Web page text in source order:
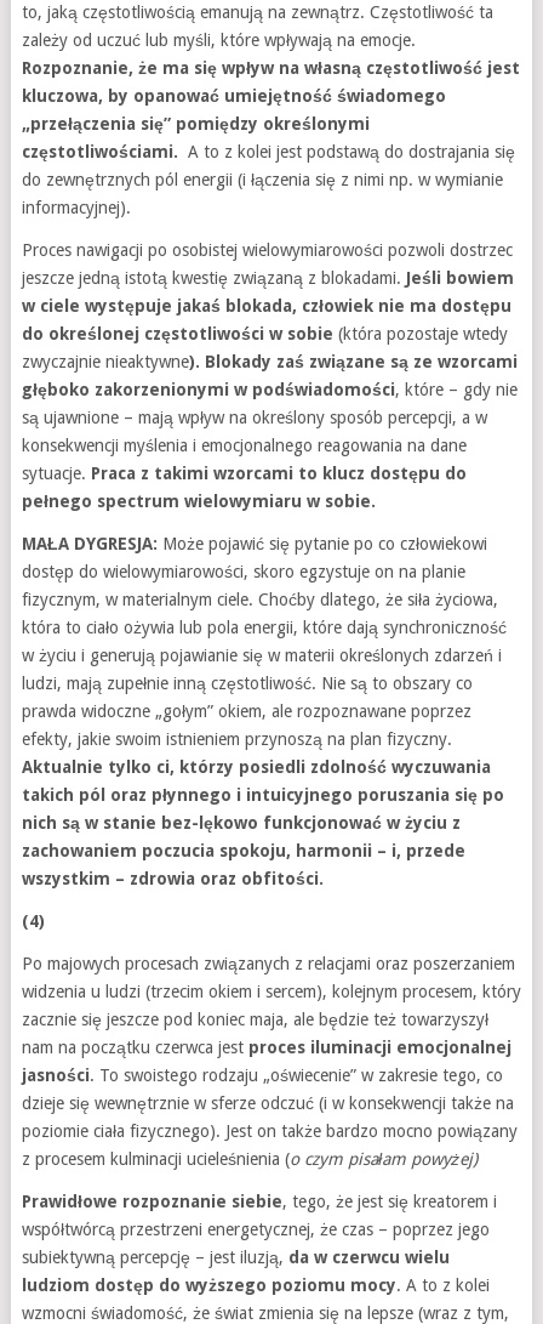
to, jaką częstotliwością emanują na zewnątrz. Częstotliwość ta
zależy od uczuć lub myśli, które wpływają na emocje.
Rozpoznanie, że ma się wpływ na własną częstotliwość jest
kluczowa, by opanować umiejętność świadomego
„przełączenia się” pomiędzy określonymi
częstotliwościami. A to z kolei jest podstawą do dostrajania się
do zewnętrznych pól energii (i łączenia się z nimi np. w wymianie
informacyjnej).
Proces nawigacji po osobistej wielowymiarowości pozwoli dostrzec
jeszcze jedną istotą kwestię związaną z blokadami. Jeśli bowiem
w ciele występuje jakaś blokada, człowiek nie ma dostępu
do określonej częstotliwości w sobie (która pozostaje wtedy
zwyczajnie nieaktywne). Blokady zaś związane są ze wzorcami
głęboko zakorzenionymi w podświadomości, które – gdy nie
są ujawnione – mają wpływ na określony sposób percepcji, a w
konsekwencji myślenia i emocjonalnego reagowania na dane
sytuacje. Praca z takimi wzorcami to klucz dostępu do
pełnego spectrum wielowymiaru w sobie.
MAŁA DYGRESJA: Może pojawić się pytanie po co człowiekowi
dostęp do wielowymiarowości, skoro egzystuje on na planie
fizycznym, w materialnym ciele. Choćby dlatego, że siła życiowa,
która to ciało ożywia lub pola energii, które dają synchroniczność
w życiu i generują pojawianie się w materii określonych zdarzeń i
ludzi, mają zupełnie inną częstotliwość. Nie są to obszary co
prawda widoczne „gołym” okiem, ale rozpoznawane poprzez
efekty, jakie swoim istnieniem przynoszą na plan fizyczny.
Aktualnie tylko ci, którzy posiedli zdolność wyczuwania
takich pól oraz płynnego i intuicyjnego poruszania się po
nich są w stanie bez-lękowo funkcjonować w życiu z
zachowaniem poczucia spokoju, harmonii – i, przede
wszystkim – zdrowia oraz obfitości.
(4)
Po majowych procesach związanych z relacjami oraz poszerzaniem
widzenia u ludzi (trzecim okiem i sercem), kolejnym procesem, który
zacznie się jeszcze pod koniec maja, ale będzie też towarzyszył
nam na początku czerwca jest proces iluminacji emocjonalnej
jasności. To swoistego rodzaju „oświecenie” w zakresie tego, co
dzieje się wewnętrznie w sferze odczuć (i w konsekwencji także na
poziomie ciała fizycznego). Jest on także bardzo mocno powiązany
z procesem kulminacji ucieleśnienia (o czym pisałam powyżej)
Prawidłowe rozpoznanie siebie, tego, że jest się kreatorem i
współtwórcą przestrzeni energetycznej, że czas – poprzez jego
subiektywną percepcję – jest iluzją, da w czerwcu wielu
ludziom dostęp do wyższego poziomu mocy. A to z kolei
wzmocni świadomość, że świat zmienia się na lepsze (wraz z tym,